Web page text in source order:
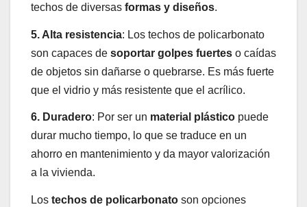
techos de diversas formas y diseños.
5. Alta resistencia: Los techos de policarbonato
son capaces de soportar golpes fuertes o caídas
de objetos sin dañarse o quebrarse. Es más fuerte
que el vidrio y más resistente que el acrílico.
6. Duradero: Por ser un material plástico puede
durar mucho tiempo, lo que se traduce en un
ahorro en mantenimiento y da mayor valorización
a la vivienda.
Los techos de policarbonato son opciones